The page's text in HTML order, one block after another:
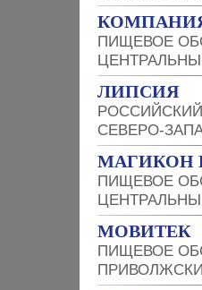
ПИЩЕВОЕ
ЛИПСИЯ
СЕВЕРО-
МАГИКОН
ПИЩЕВОЕ
МОВИТЕК
ПИЩЕВОЕ